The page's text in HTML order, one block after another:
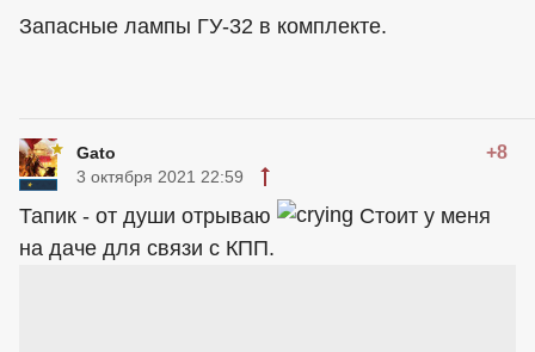
Запасные лампы ГУ-32 в комплекте.
Gato +8
3 октября 2021 22:59
Тапик - от души отрываю
Стоит у меня
на даче для связи с КПП.